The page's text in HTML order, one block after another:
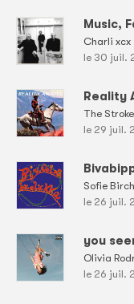
Music,
Charli xcx
le 30 juil.
Reality
The
le 29 juil.
Sofie Birch
le 26 juil.
you
Olivia
le 26 juil.